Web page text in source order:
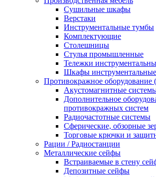
Cушильные шкафы
Верстаки
Инструментальные тумбы
Комплектующие
Столешницы
Стулья промышленные
Тележки
Шкафы инструментальные
Противокражное оборудование
Акустомагнитные
Дополнительное
противокражных систем
Радиочастотные системы
Сферические, обзорные
Торговые крючки и
Рации / Радиостанции
Металлические сейфы
Встраиваемые в стену
Депозитные сейфы